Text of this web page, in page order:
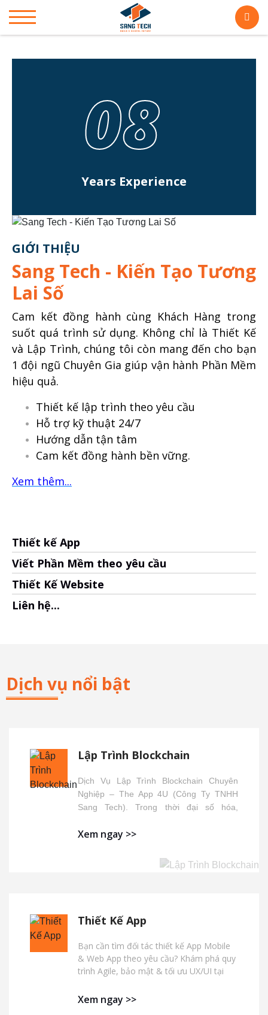
08
Years Experience
GIỚI THIỆU
Sang Tech - Kiến Tạo Tương
Lai Số
Cam kết đồng hành cùng Khách Hàng trong
suốt quá trình sử dụng. Không chỉ là Thiết Kế
và Lập Trình, chúng tôi còn mang đến cho bạn
1 đội ngũ Chuyên Gia giúp vận hành Phần Mềm
hiệu quả.
Thiết kế lập trình theo yêu cầu
Hỗ trợ kỹ thuật 24/7
Hướng dẫn tận tâm
Cam kết đồng hành bền vững.
Xem thêm...
Thiết kế App
Viết Phần Mềm theo yêu cầu
Thiết Kế Website
Liên hệ...
Dịch vụ nổi bật
Lập Trình Blockchain
Dịch Vụ Lập Trình Blockchain Chuyên
Nghiệp – The App 4U (Công Ty TNHH
Sang Tech). Trong thời đại số hóa,
đứng sau tiền mã hóa mà đã trở thành
chính, y tế, giáo dục, logistics, và thậm chí
Xem ngay >>
Thiết Kế App
Bạn cần tìm đối tác thiết kế App Mobile
& Web App theo yêu cầu? Khám phá quy
trình Agile, bảo mật & tối ưu UX/UI tại
kinh nghiệm, cam kết hiệu suất & hỗ trợ
dài hạn.
Xem ngay >>